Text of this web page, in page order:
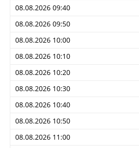
08.08.2026 09:40
08.08.2026 09:50
08.08.2026 10:00
08.08.2026 10:10
08.08.2026 10:20
08.08.2026 10:30
08.08.2026 10:40
08.08.2026 10:50
08.08.2026 11:00